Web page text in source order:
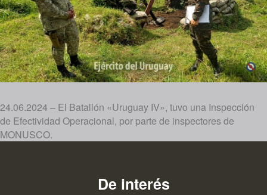
24.06.2024 – El Batallón «Uruguay IV», tuvo una Inspección
de Efectividad Operacional, por parte de inspectores de
MONUSCO.
De interés